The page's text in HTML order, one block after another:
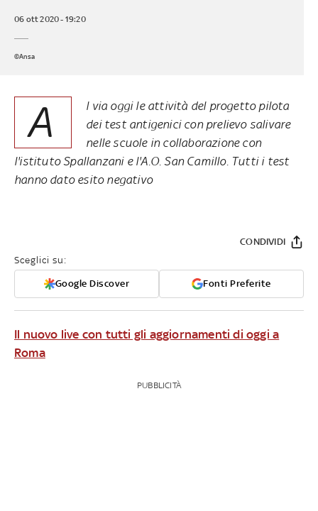
06 ott 2020 - 19:20
©Ansa
A
l via oggi le attività del progetto pilota
dei test antigenici con prelievo salivare
nelle scuole in collaborazione con
l'istituto Spallanzani e l'A.O. San Camillo. Tutti i test
hanno dato esito negativo
Sceglici su:
Google Discover Fonti Preferite
CONDIVIDI
Il nuovo live con tutti gli aggiornamenti di oggi a
Roma
PUBBLICITÀ